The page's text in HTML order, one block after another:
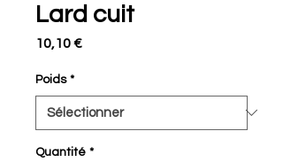
Lard cuit
10,10 €Prix
Poids *
Quantité *